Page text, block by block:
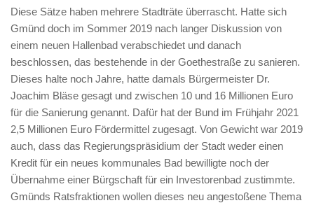
Diese Sätze haben mehrere Stadträte überrascht. Hatte sich
Gmünd doch im Sommer 2019 nach langer Diskussion von
einem neuen Hallenbad verabschiedet und danach
beschlossen, das bestehende in der Goethestraße zu sanieren.
Dieses halte noch Jahre, hatte damals Bürgermeister Dr.
Joachim Bläse gesagt und zwischen 10 und 16 Millionen Euro
für die Sanierung genannt. Dafür hat der Bund im Frühjahr 2021
2,5 Millionen Euro Fördermittel zugesagt. Von Gewicht war 2019
auch, dass das Regierungspräsidium der Stadt weder einen
Kredit für ein neues kommunales Bad bewilligte noch der
Übernahme einer Bürgschaft für ein Investorenbad zustimmte.
Gmünds Ratsfraktionen wollen dieses neu angestoßene Thema